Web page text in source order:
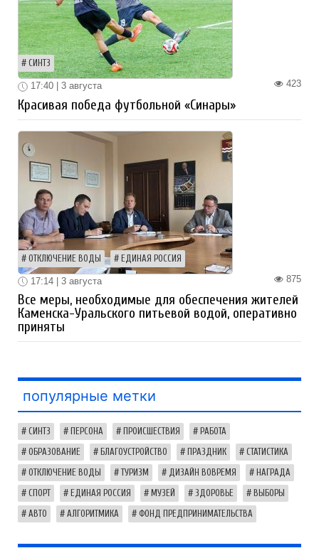
СИНТЗ
423
17:40 | 3 августа
Красивая победа футбольной «Синары»
ОТКЛЮЧЕНИЕ ВОДЫ ЕДИНАЯ РОССИЯ
875
17:14 | 3 августа
Все меры, необходимые для обеспечения жителей
Каменска-Уральского питьевой водой, оперативно
приняты
популярные метки
СИНТЗ ПЕРСОНА ПРОИСШЕСТВИЯ РАБОТА
ОБРАЗОВАНИЕ БЛАГОУСТРОЙСТВО ПРАЗДНИК СТАТИСТИКА
ОТКЛЮЧЕНИЕ ВОДЫ ТУРИЗМ ДИЗАЙН ВОВРЕМЯ НАГРАДА
СПОРТ ЕДИНАЯ РОССИЯ МУЗЕЙ ЗДОРОВЬЕ ВЫБОРЫ
АВТО АЛГОРИТМИКА ФОНД ПРЕДПРИНИМАТЕЛЬСТВА